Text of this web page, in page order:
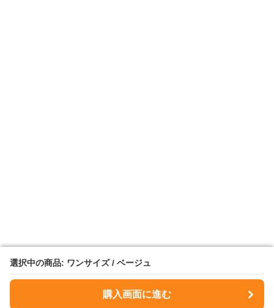
選択中の商品: ワンサイズ / ベージュ
購入画面に進む
選択中の商品: ワンサイズ / ベージュ
購入画面に進む